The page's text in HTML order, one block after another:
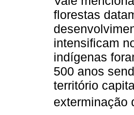
florestas
intensificam
indígenas
500 anos
território
exterminação